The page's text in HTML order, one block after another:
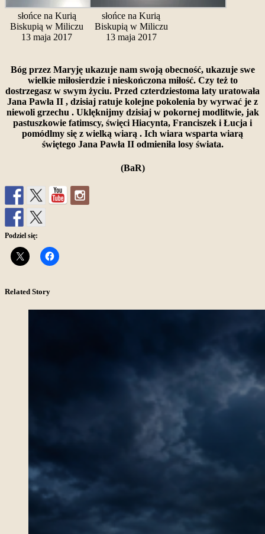
słońce na Kurią
Biskupią w Miliczu
13 maja 2017
słońce na Kurią
Biskupią w Miliczu
13 maja 2017
Bóg przez Maryję ukazuje nam swoją obecność, ukazuje swe
wielkie miłosierdzie i nieskończona miłość. Czy też to
dostrzegasz w swym życiu. Przed czterdziestoma laty uratowała
Jana Pawła II , dzisiaj ratuje kolejne pokolenia by wyrwać je z
niewoli grzechu . Uklęknijmy dzisiaj w pokornej modlitwie, jak
pastuszkowie fatimscy, święci Hiacynta, Franciszek i Łucja i
pomódlmy się z wielką wiarą . Ich wiara wsparta wiarą
świętego Jana Pawła II odmieniła losy świata.
(BaR)
Podziel się:
Related Story